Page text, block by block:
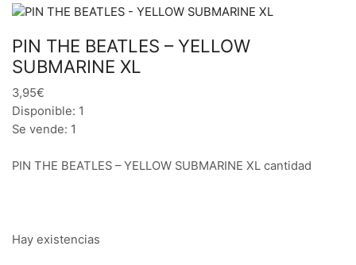
PIN THE BEATLES – YELLOW
SUBMARINE XL
3,95€
Disponible: 1
Se vende: 1
PIN THE BEATLES – YELLOW SUBMARINE XL cantidad
Hay existencias